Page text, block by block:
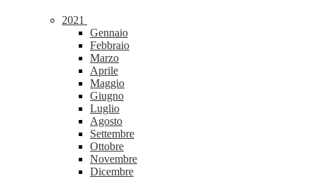
2021
Gennaio
Febbraio
Marzo
Aprile
Maggio
Giugno
Luglio
Agosto
Settembre
Ottobre
Novembre
Dicembre